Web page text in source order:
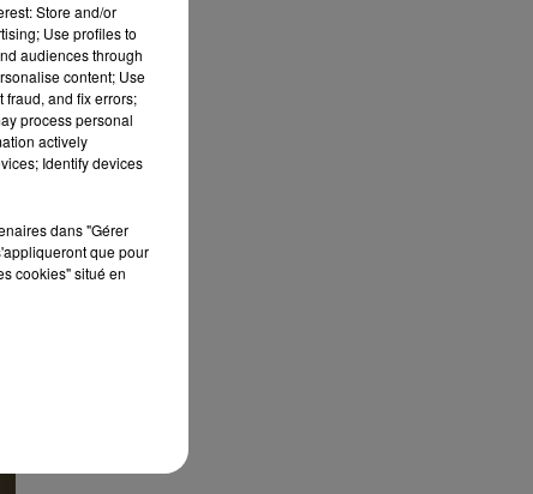
Store and/or
Use profiles to
audiences through
content; Use
fraud, and fix errors;
process personal
actively
Identify devices
dans "Gérer
que pour
cookies" situé en